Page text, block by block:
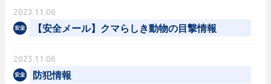
2023.11.06
【安全メール】クマらしき動物の目撃情報
2023.11.06
防犯情報